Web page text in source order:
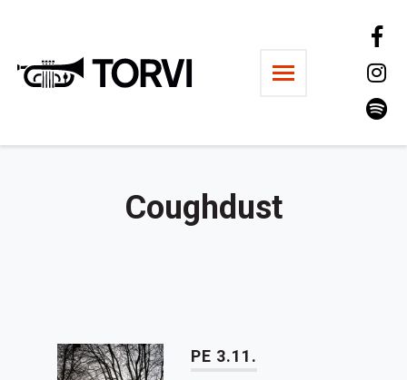
Ravintola Torvi
Coughdust
PE 3.11.